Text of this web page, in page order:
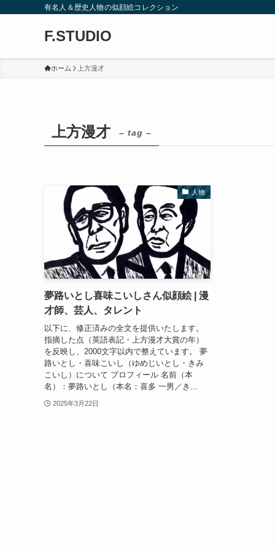
有名人＆歴史人物の似顔絵コレクション
F.STUDIO
ホーム 上方漫才
上方漫才 – tag –
人物
夢路いとし喜味こいしさん似顔絵 | 漫
才師、芸人、タレント
以下に、修正済みの全文を提供いたします。
指摘した点（英語表記・上方漫才大賞の年）
を反映し、2000文字以内で整えています。 夢
路いとし・喜味こいし（ゆめじいとし・きみ
こいし）について プロフィール 名前（本
名）：夢路いとし（本名：喜多 一男／き...
2025年3月22日